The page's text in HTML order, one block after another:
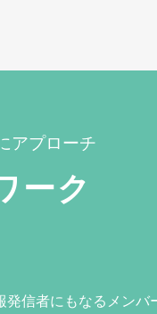
アプローチ
ーク
信者にもなるメンバ